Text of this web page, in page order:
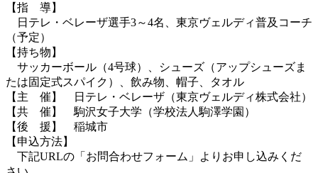
【指 導】
日テレ・ベレーザ選手3～4名、東京ヴェルディ普及コーチ
（予定）
【持ち物】
サッカーボール（4号球）、シューズ（アップシューズま
たは固定式スパイク）、飲み物、帽子、タオル
【主 催】 日テレ・ベレーザ（東京ヴェルディ株式会社）
【共 催】 駒沢女子大学（学校法人駒澤学園）
【後 援】 稲城市
【申込方法】
下記URLの「お問合わせフォーム」よりお申し込みくだ